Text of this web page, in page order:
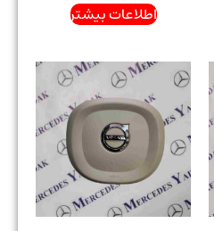
اطلاعات بیشتر